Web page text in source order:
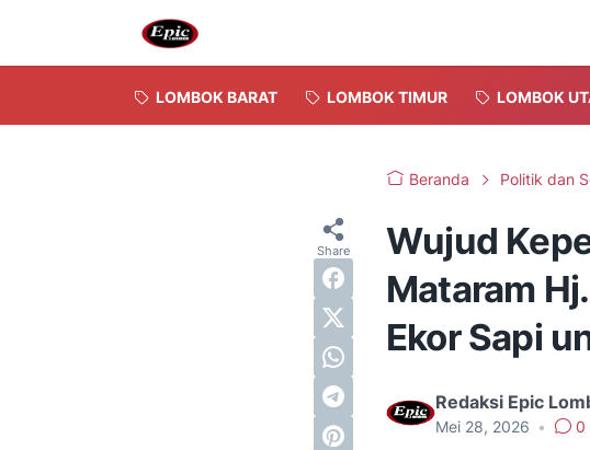
LOMBOK BARAT LOMBOK TIMUR LOMBOK
Beranda Politik dan
Wujud
Mataram
Ekor Sapi
Redaksi Epic
Mei 28, 2026 • 0